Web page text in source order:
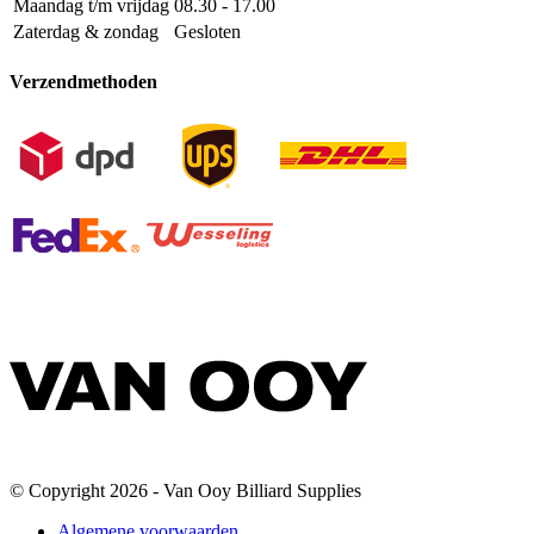
Maandag t/m vrijdag 08.30 - 17.00
Zaterdag & zondag
Gesloten
Verzendmethoden
© Copyright 2026 - Van Ooy Billiard Supplies